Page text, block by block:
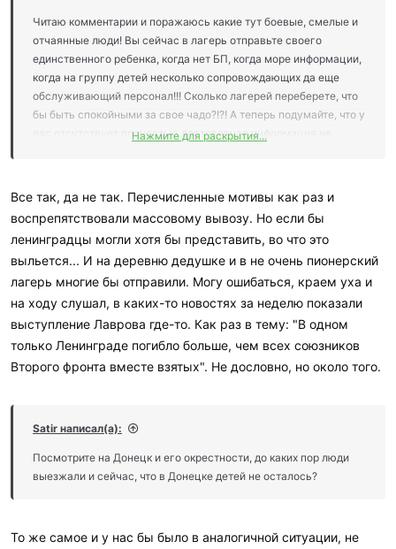
и
:
Читаю комментарии и поражаюсь какие тут боевые, смелые и
отчаянные люди! Вы сейчас в лагерь отправьте своего
единственного ребенка, когда нет БП, когда море информации,
когда на группу детей несколько сопровождающих да еще
обслуживающий персонал!!! Сколько лагерей переберете, что
бы быть спокойными за свое чадо?!?! А теперь подумайте, что у
вас отсутствует полностью достоверная информация не
отправлять
Нажмите для раскрытия...
Все так, да не так. Перечисленные мотивы как раз и
воспрепятствовали массовому вывозу. Но если бы
ленинградцы могли хотя бы представить, во что это
выльется... И на деревню дедушке и в не очень пионерский
лагерь многие бы отправили. Могу ошибаться, краем уха и
на ходу слушал, в каких-то новостях за неделю показали
выступление Лаврова где-то. Как раз в тему: "В одном
только Ленинграде погибло больше, чем всех союзников
Второго фронта вместе взятых". Не дословно, но около того.
Satir написал(а):
Посмотрите на Донецк и его окрестности, до каких пор люди
выезжали и сейчас, что в Донецке детей не осталось?
То же самое и у нас бы было в аналогичной ситуации, не